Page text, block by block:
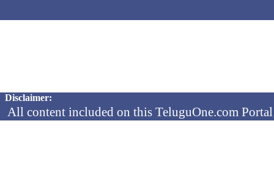
Disclaimer:
All content included on this TeluguOne.com